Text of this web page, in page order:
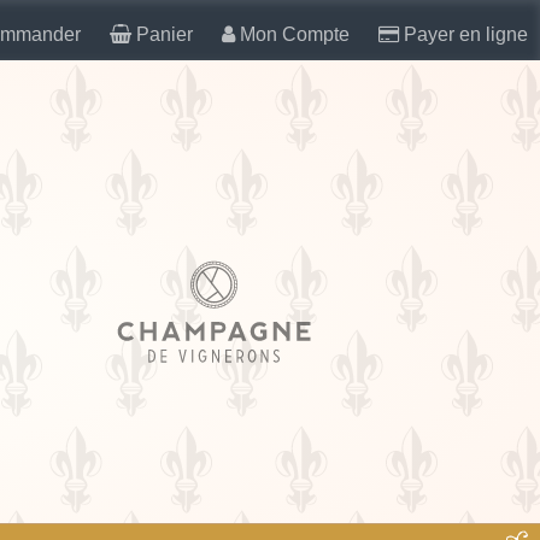
Panier Mon Compte Payer en ligne